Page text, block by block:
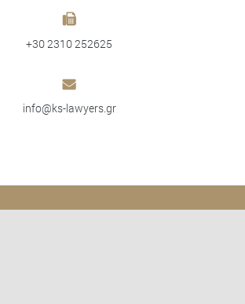
+30 2310 252625
info@ks-lawyers.gr